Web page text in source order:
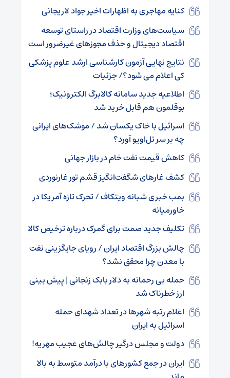
کنایه مهاجری به اظهارات اخیر جواد لاریجانی
سیاست‌های وزارت اقتصاد در راستای توسعه
اقتصاد دیجیتال و حذف مجوزهای غیرضرور است
نتایج نهایی آزمون کارشناسی ارشد علوم پزشکی
کی اعلام می شود؟/ جزئیات
اطلاعیه جدید سامانه کالابرگ الکترونیک؛
بوقلمون هم قابل خرید شد
اسرائیل با خاک یکسان شد / موشک‌های ایرانی
چه بر سر تل‌اویو آورد؟
کاهش قیمت نفت خام در بازار جهانی
کشف غارهای شگفت‌انگیز قشم تور غارنوردی
بمب خبری شبانه ویتکاف / تحرک تازه آمریکا در
خاورمیانه
تکلیف جدید صمت برای گمرک درباره ترخیص کالا
چالش بزرگ اقتصاد ایران / رویای جایگزینی نفت
با معدن چرا محقق نشد؟
حمله بی رحمانه به دلار بابک زنجانی | پیش بینی
ارز خطرناک شد
اعلام رتبه شهرها در تعداد شهدای حمله
اسرائیل به ایران
دولت و مجلس درگیر چالش‌های عجیب مهریه!
ایران در جمع کشورهای با درآمد متوسط به بالا